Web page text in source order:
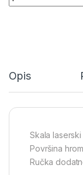
Opis
Skala
Površina
Ručka